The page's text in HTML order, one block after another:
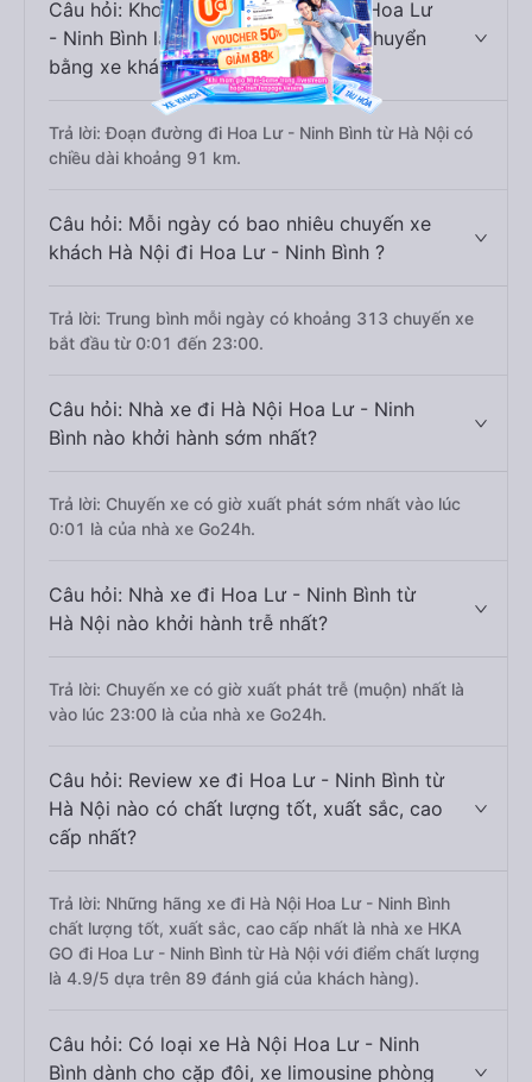
Câu hỏi: Khoảng cách từ Hà Nội đi Hoa Lư
- Ninh Bình là bao nhiêu km nếu di chuyển
bằng xe khách?
Trả lời: Đoạn đường đi Hoa Lư - Ninh Bình từ Hà Nội có
chiều dài khoảng 91 km.
Câu hỏi: Mỗi ngày có bao nhiêu chuyến xe
khách Hà Nội đi Hoa Lư - Ninh Bình ?
Trả lời: Trung bình mỗi ngày có khoảng 313 chuyến xe
bắt đầu từ 0:01 đến 23:00.
Câu hỏi: Nhà xe đi Hà Nội Hoa Lư - Ninh
Bình nào khởi hành sớm nhất?
Trả lời: Chuyến xe có giờ xuất phát sớm nhất vào lúc
0:01 là của nhà xe Go24h.
Câu hỏi: Nhà xe đi Hoa Lư - Ninh Bình từ
Hà Nội nào khởi hành trễ nhất?
Trả lời: Chuyến xe có giờ xuất phát trễ (muộn) nhất là
vào lúc 23:00 là của nhà xe Go24h.
Câu hỏi: Review xe đi Hoa Lư - Ninh Bình từ
Hà Nội nào có chất lượng tốt, xuất sắc, cao
cấp nhất?
Trả lời: Những hãng xe đi Hà Nội Hoa Lư - Ninh Bình
chất lượng tốt, xuất sắc, cao cấp nhất là nhà xe HKA
GO đi Hoa Lư - Ninh Bình từ Hà Nội với điểm chất lượng
là 4.9/5 dựa trên 89 đánh giá của khách hàng).
Câu hỏi: Có loại xe Hà Nội Hoa Lư - Ninh
Bình dành cho cặp đôi, xe limousine phòng